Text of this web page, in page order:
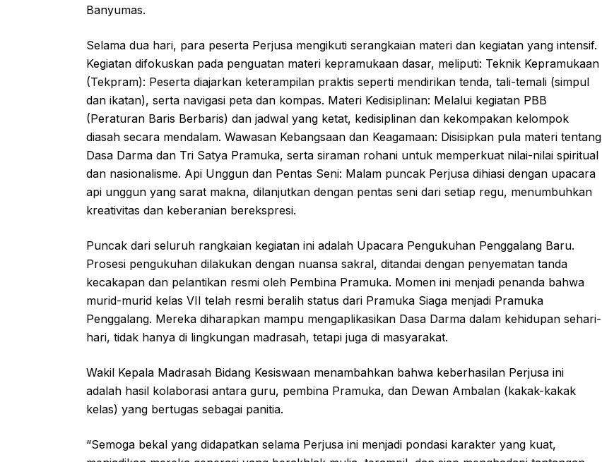
Banyumas.
Selama dua hari, para peserta Perjusa mengikuti serangkaian materi dan kegiatan yang intensif.
Kegiatan difokuskan pada penguatan materi kepramukaan dasar, meliputi: Teknik Kepramukaan
(Tekpram): Peserta diajarkan keterampilan praktis seperti mendirikan tenda, tali-temali (simpul
dan ikatan), serta navigasi peta dan kompas. Materi Kedisiplinan: Melalui kegiatan PBB
(Peraturan Baris Berbaris) dan jadwal yang ketat, kedisiplinan dan kekompakan kelompok
diasah secara mendalam. Wawasan Kebangsaan dan Keagamaan: Disisipkan pula materi tentang
Dasa Darma dan Tri Satya Pramuka, serta siraman rohani untuk memperkuat nilai-nilai spiritual
dan nasionalisme. Api Unggun dan Pentas Seni: Malam puncak Perjusa dihiasi dengan upacara
api unggun yang sarat makna, dilanjutkan dengan pentas seni dari setiap regu, menumbuhkan
kreativitas dan keberanian berekspresi.
Puncak dari seluruh rangkaian kegiatan ini adalah Upacara Pengukuhan Penggalang Baru.
Prosesi pengukuhan dilakukan dengan nuansa sakral, ditandai dengan penyematan tanda
kecakapan dan pelantikan resmi oleh Pembina Pramuka. Momen ini menjadi penanda bahwa
murid-murid kelas VII telah resmi beralih status dari Pramuka Siaga menjadi Pramuka
Penggalang. Mereka diharapkan mampu mengaplikasikan Dasa Darma dalam kehidupan sehari-
hari, tidak hanya di lingkungan madrasah, tetapi juga di masyarakat.
Wakil Kepala Madrasah Bidang Kesiswaan menambahkan bahwa keberhasilan Perjusa ini
adalah hasil kolaborasi antara guru, pembina Pramuka, dan Dewan Ambalan (kakak-kakak
kelas) yang bertugas sebagai panitia.
“Semoga bekal yang didapatkan selama Perjusa ini menjadi pondasi karakter yang kuat,